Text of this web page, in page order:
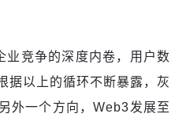
业竞争的深度内卷，用户数
据以上的循环不断暴露，灰
外一个方向，Web3发展至